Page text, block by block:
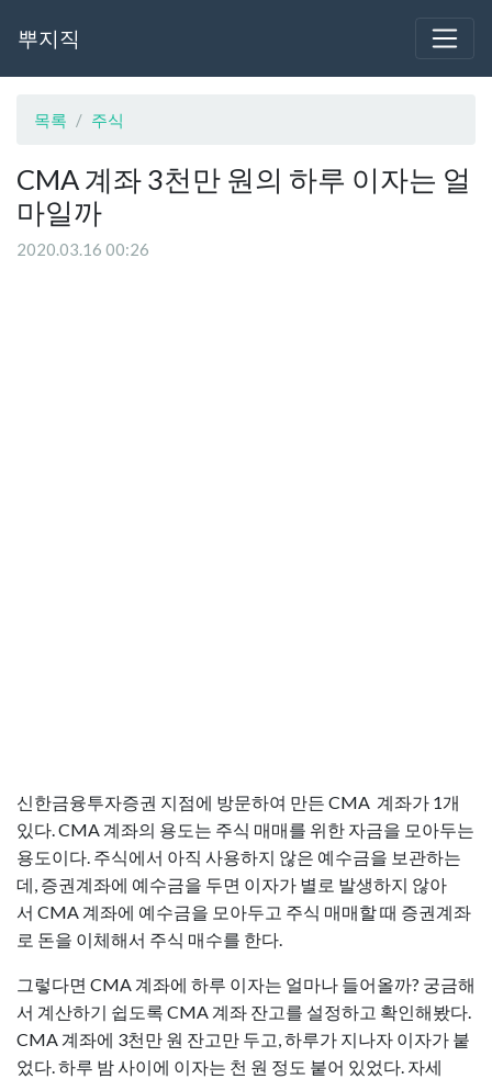
뿌지직
목록 주식
CMA 계좌 3천만 원의 하루 이자는 얼
마일까
2020.03.16 00:26
신한금융투자증권 지점에 방문하여 만든 CMA 계좌가 1개
있다. CMA 계좌의 용도는 주식 매매를 위한 자금을 모아두는
용도이다. 주식에서 아직 사용하지 않은 예수금을 보관하는
데, 증권계좌에 예수금을 두면 이자가 별로 발생하지 않아
서 CMA 계좌에 예수금을 모아두고 주식 매매할 때 증권계좌
로 돈을 이체해서 주식 매수를 한다.
그렇다면 CMA 계좌에 하루 이자는 얼마나 들어올까? 궁금해
서 계산하기 쉽도록 CMA 계좌 잔고를 설정하고 확인해봤다.
CMA 계좌에 3천만 원 잔고만 두고, 하루가 지나자 이자가 붙
었다. 하루 밤 사이에 이자는 천 원 정도 붙어 있었다. 자세